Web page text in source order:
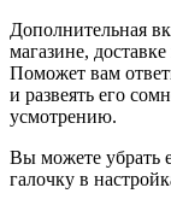
Дополнительная
магазине,
Поможет вам
и развеять его
усмотрению.
Вы можете убрать
галочку в